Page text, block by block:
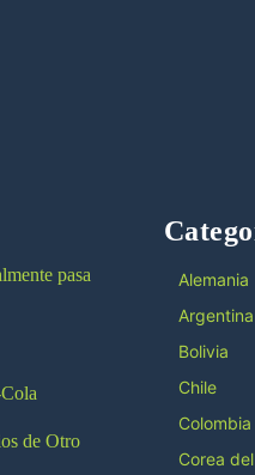
pasa
de Otro
Alemania
Argentina
Bolivia
Chile
Colombia
Corea